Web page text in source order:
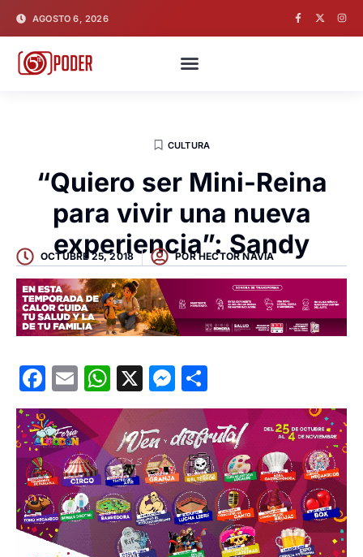
AGOSTO 6, 2026
CULTURA
“Quiero ser Mini-Reina
para vivir una nueva
experiencia”: Sandy
OCTUBRE 25, 2018 PORHECTOR NAVIA
Facebook
EmailWhatsApp
X Messenger